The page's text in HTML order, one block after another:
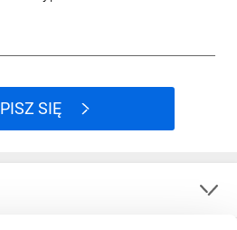
SIĘ